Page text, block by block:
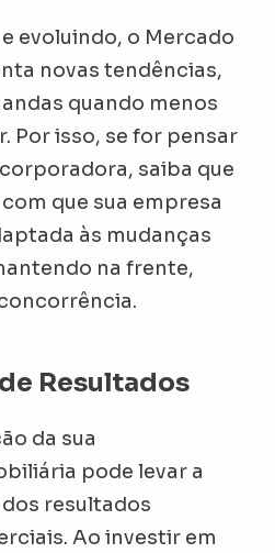
evoluindo, o Mercado
novas tendências,
quando menos
Por isso, se for pensar
saiba que
que sua empresa
às mudanças
na frente,
Resultados
da sua
pode levar a
resultados
Ao investir em